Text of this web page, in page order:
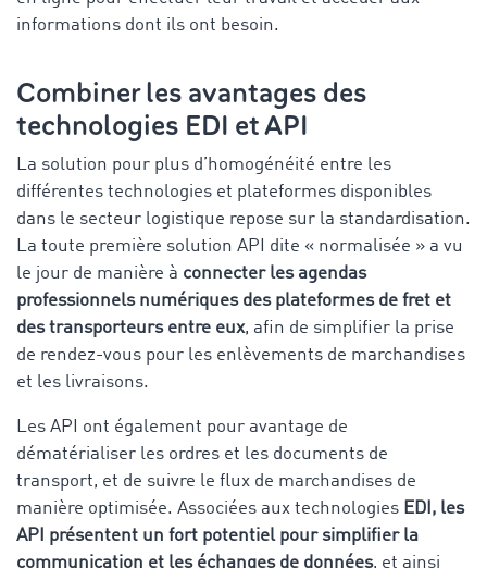
informations dont ils ont besoin.
Combiner les avantages des
technologies EDI et API
La solution pour plus d’homogénéité entre les
différentes technologies et plateformes disponibles
dans le secteur logistique repose sur la standardisation.
La toute première solution API dite « normalisée » a vu
le jour de manière à connecter les agendas
professionnels numériques des plateformes de fret et
des transporteurs entre eux, afin de simplifier la prise
de rendez-vous pour les enlèvements de marchandises
et les livraisons.
Les API ont également pour avantage de
dématérialiser les ordres et les documents de
transport, et de suivre le flux de marchandises de
manière optimisée. Associées aux technologies EDI, les
API présentent un fort potentiel pour simplifier la
communication et les échanges de données, et ainsi